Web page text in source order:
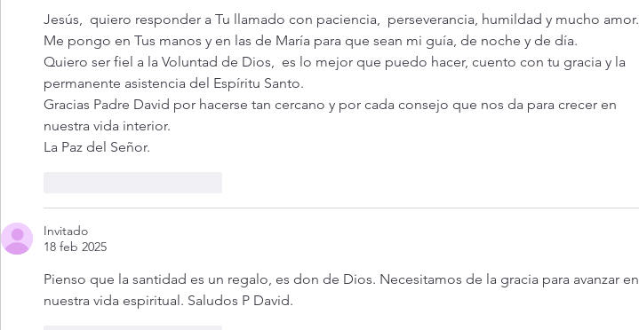
Jesús,  quiero responder a Tu llamado con paciencia,  perseverancia, humildad y mucho amor.
Me pongo en Tus manos y en las de María para que sean mi guía, de noche y de día.
Quiero ser fiel a la Voluntad de Dios,  es lo mejor que puedo hacer, cuento con tu gracia y la
permanente asistencia del Espíritu Santo.
Gracias Padre David por hacerse tan cercano y por cada consejo que nos da para crecer en
nuestra vida interior.
La Paz del Señor.
Invitado
18 feb 2025
Pienso que la santidad es un regalo, es don de Dios. Necesitamos de la gracia para avanzar en
nuestra vida espiritual. Saludos P David.